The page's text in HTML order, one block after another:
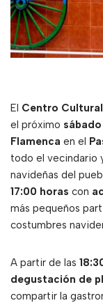
El Centro
el próximo
Flamenca en el
todo el vecindario
navideñas del
17:00 horas con
más pequeños
costumbres
A partir de las
degustación de
compartir la